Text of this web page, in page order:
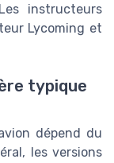
instructeurs
Lycoming et
typique
dépend du
les versions